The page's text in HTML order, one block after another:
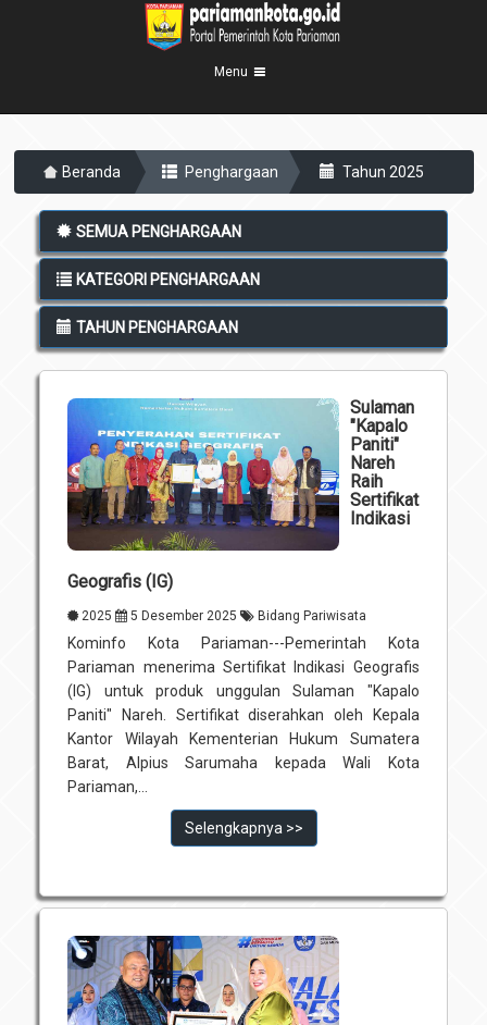
Menu
Profil Kota
Sejarah
Lambang Kota
Demografis
Geografis
Pemerintahan
Eksekutif
Legislatif
Perangkat Daerah
Sekretariat Daerah
Kecamatan
Desa
Kelurahan
Unit Pelaksana Teknis (UPT)
Berita Kota
Transparansi
Informasi
Layanan
Agenda
Pengumuman
Infografis
Download
Beranda Penghargaan Tahun 2025
SEMUA PENGHARGAAN
KATEGORI PENGHARGAAN
TAHUN PENGHARGAAN
Sulaman
"Kapalo
Paniti"
Nareh
Raih
Sertifikat
Indikasi
Geografis (IG)
2025 5 Desember 2025 Bidang Pariwisata
Kominfo Kota Pariaman---Pemerintah Kota
Pariaman menerima Sertifikat Indikasi Geografis
(IG) untuk produk unggulan Sulaman "Kapalo
Paniti" Nareh. Sertifikat diserahkan oleh Kepala
Kantor Wilayah Kementerian Hukum Sumatera
Barat, Alpius Sarumaha kepada Wali Kota
Pariaman,...
Selengkapnya >>